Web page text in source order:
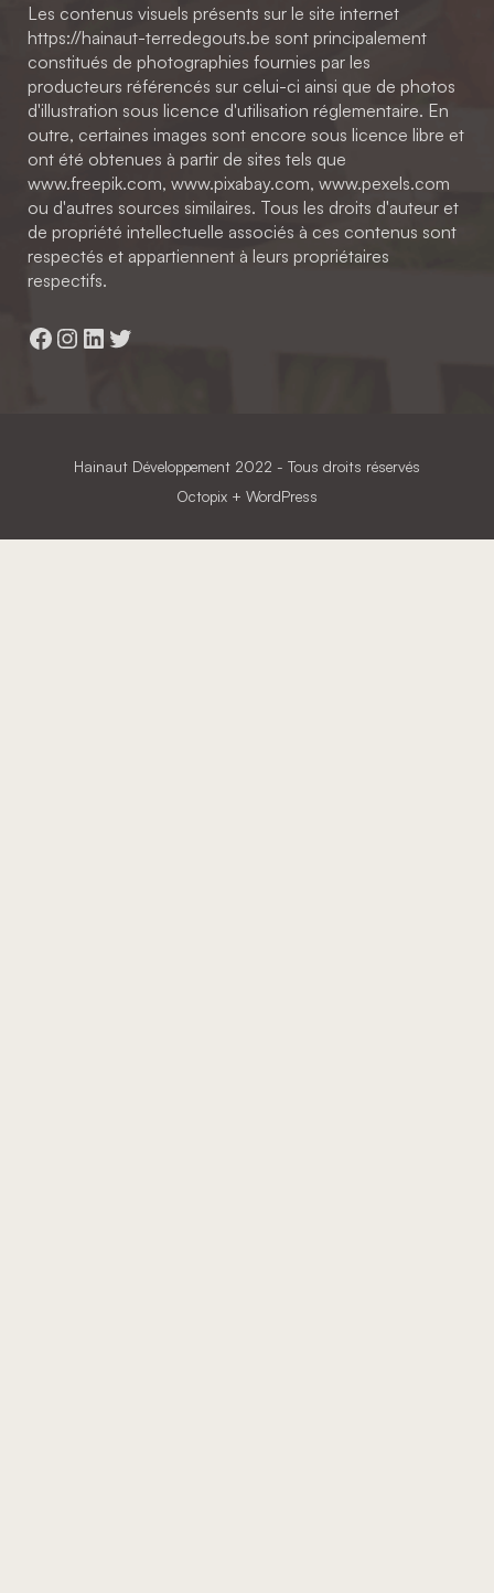
Les contenus visuels présents sur le site internet
https://hainaut-terredegouts.be sont principalement
constitués de photographies fournies par les
producteurs référencés sur celui-ci ainsi que de photos
d'illustration sous licence d'utilisation réglementaire. En
outre, certaines images sont encore sous licence libre et
ont été obtenues à partir de sites tels que
www.freepik.com, www.pixabay.com, www.pexels.com
ou d'autres sources similaires. Tous les droits d'auteur et
de propriété intellectuelle associés à ces contenus sont
respectés et appartiennent à leurs propriétaires
respectifs.
Facebook
Instagram
LinkedIn
Twitter
Hainaut Développement 2022 - Tous droits réservés
Octopix + WordPress